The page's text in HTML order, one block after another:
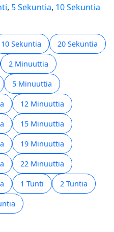
, 5 Sekuntia, 10 Sekuntia
10 Sekuntia 20 Sekuntia
2 Minuuttia
5 Minuuttia
12 Minuuttia
15 Minuuttia
19 Minuuttia
22 Minuuttia
1 Tunti 2 Tuntia